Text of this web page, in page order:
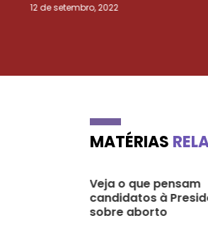
12 de setembro, 2022
MATÉRIAS
Veja o que pensam
candidatos à
sobre aborto